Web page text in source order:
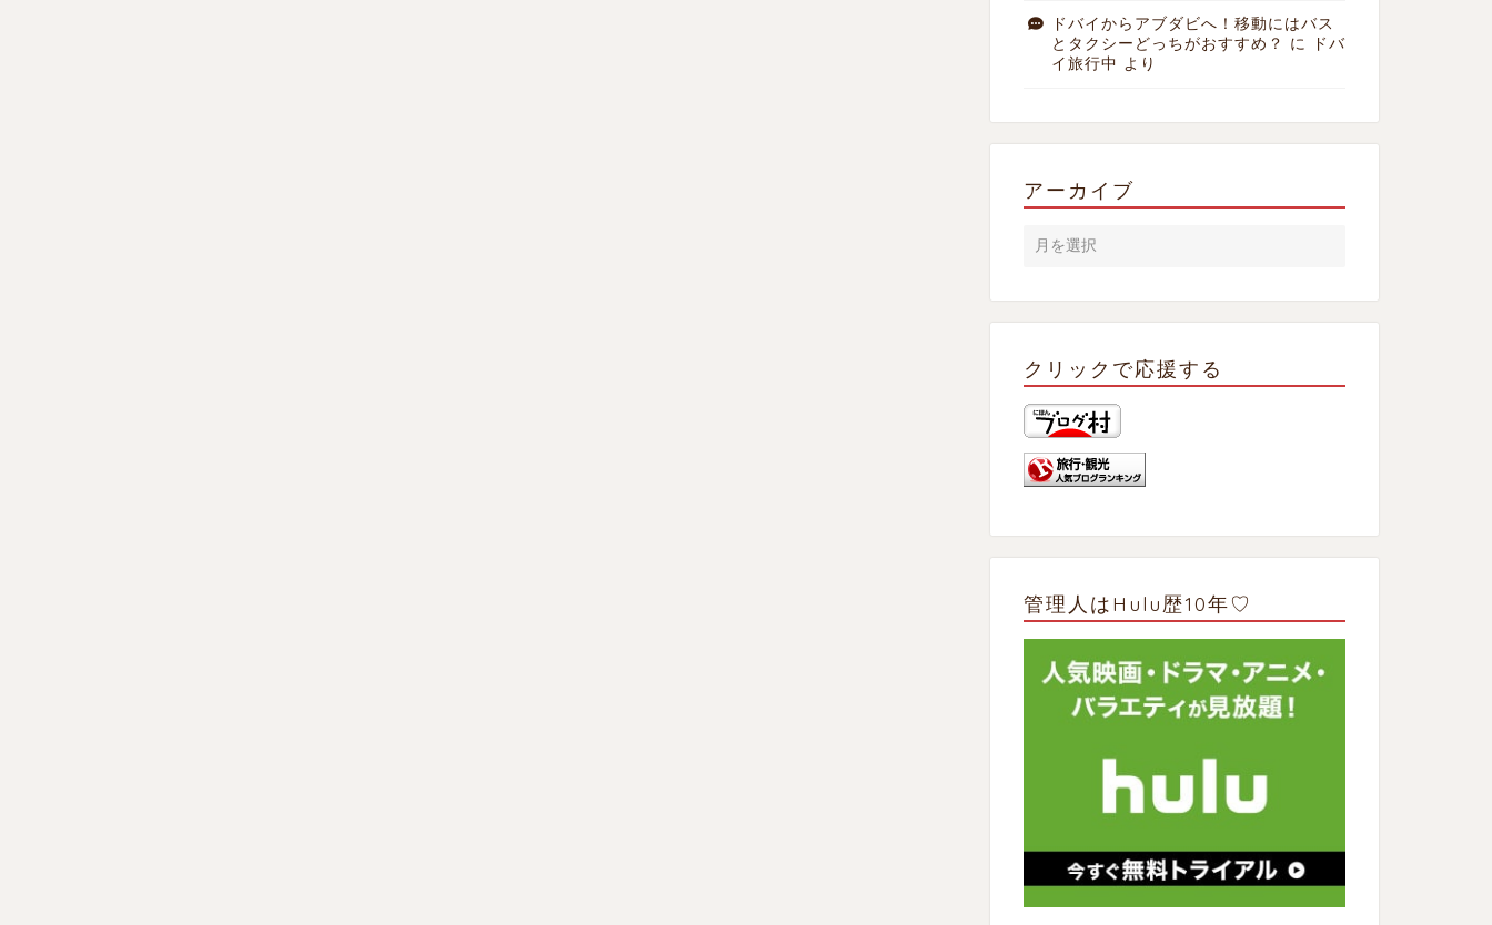
ドバイからアブダビへ！移動にはバス
とタクシーどっちがおすすめ？
に
ドバ
イ旅行中 より
アーカイブ
クリックで応援する
管理人はHulu歴10年♡